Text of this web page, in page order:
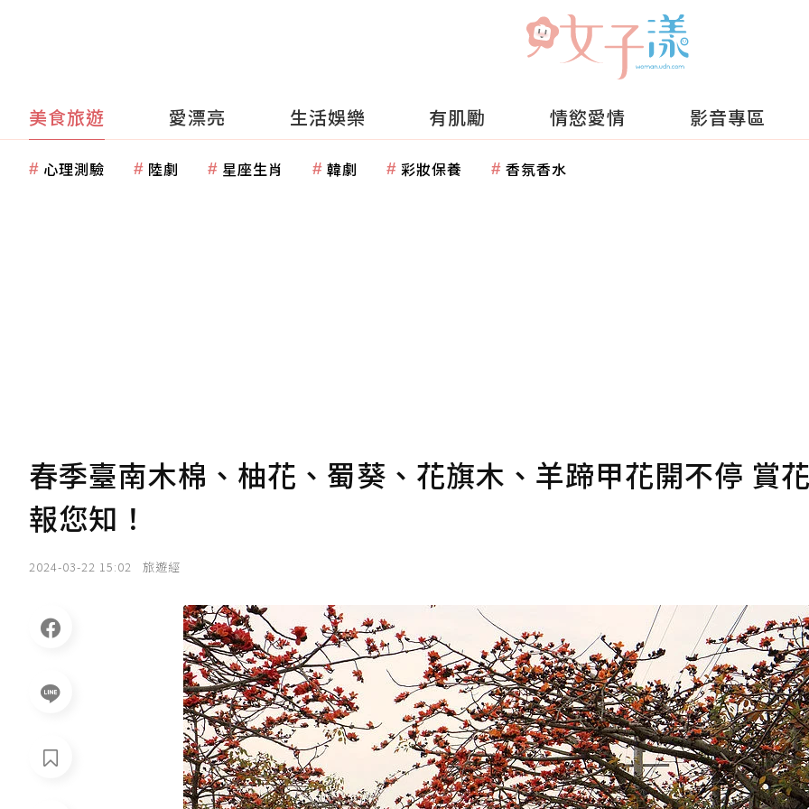
美食旅遊 愛漂亮 生活娛樂 有肌勵 情慾愛情 影音專區
心理測驗 陸劇 星座生肖 韓劇 彩妝保養 香氛香水
春季臺南木棉、柚花、蜀葵、花旗木、羊蹄甲花開不停 賞
報您知！
2024-03-22 15:02 旅遊經